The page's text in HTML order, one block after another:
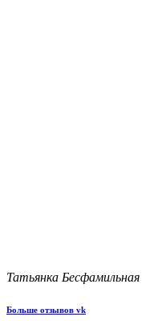
Татьянка Бесфамильная
Больше отзывов vk